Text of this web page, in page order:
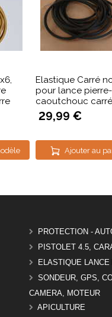
Elastique Carré
pour lance pierre-
caoutchouc
29,99 €
Ajouter au
PROTECTION -
PISTOLET 4.5,
ELASTIQUE LANCE
SONDEUR, GPS,
CAMERA, MOTEUR
APICULTURE